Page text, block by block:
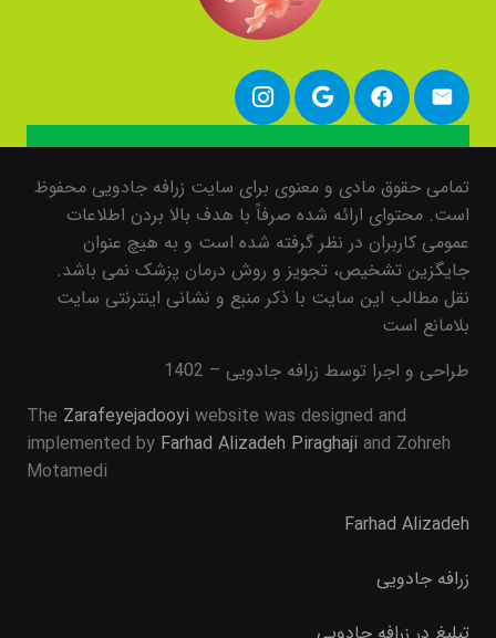
تمامی حقوق مادی و معنوی برای سایت زرافه جادویی محفوظ
است. محتوای ارائه شده صرفاً با هدف بالا بردن اطلاعات
عمومی کاربران در نظر گرفته شده است و به هیچ عنوان
جایگزین تشخیص، تجویز و روش درمان پزشک نمی باشد.
نقل مطالب این سایت با ذکر منبع و نشانی اینترنتی سایت
بلامانع است
طراحی و اجرا توسط زرافه جادویی – 1402
The Zarafeyejadooyi website was designed and
implemented by Farhad Alizadeh Piraghaji and Zohreh
Motamedi
Farhad Alizadeh
زرافه جادویی